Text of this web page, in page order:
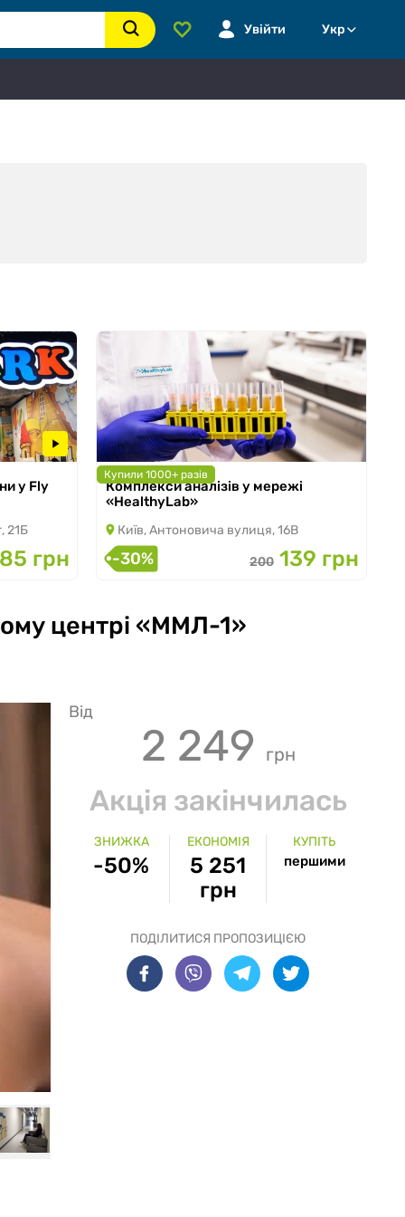
Увійти Укр
у Fly
21Б
грн
Купили 1000+ разів
з 22.11.2024 по 31.08.2026
Комплекси аналізів у мережі
«HealthyLab»
Київ, Антоновича вулиця, 16В
-30% 200 139 грн
центрі «ММЛ-1»
Від
2 249 грн
Акція закінчилась
ЗНИЖКА
-50%
ЕКОНОМІЯ
5 251
грн
КУПІТЬ
першими
ПОДІЛИТИСЯ ПРОПОЗИЦІЄЮ